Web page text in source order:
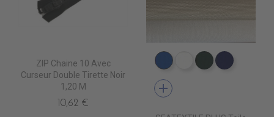
ZIP Chaine 10 Avec
Curseur Double Tirette Noir
1,20 M
10,62 €
PT0540 ROYAL BLUE
PT0500 WHITE
PT0570PT0480
add